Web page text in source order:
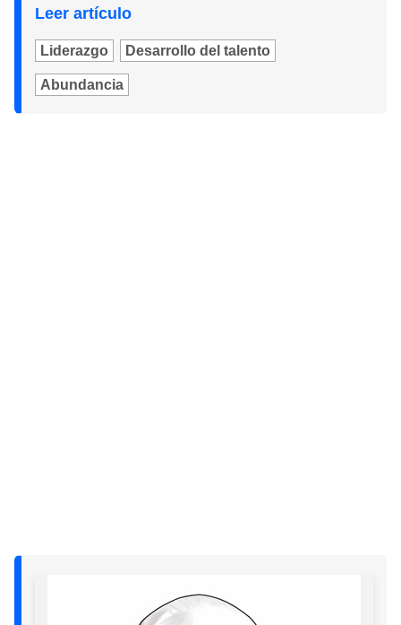
Leer artículo
Liderazgo Desarrollo del talento
Abundancia